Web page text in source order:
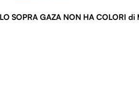
SOPRA GAZA NON HA COLORI